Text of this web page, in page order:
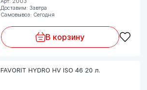
Доставим: Завтра
Самовывоз: Сегодня
В корзину
FAVORIT HYDRO HV ISO 46 20 л.